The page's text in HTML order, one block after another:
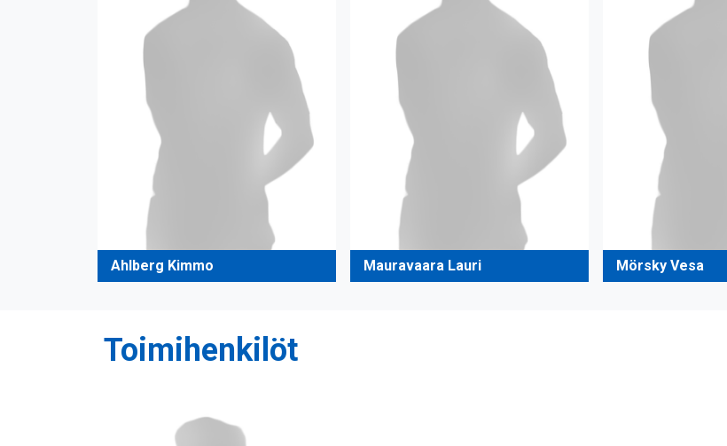
Ahlberg Kimmo Mauravaara Lauri Mörsky Vesa
Toimihenkilöt